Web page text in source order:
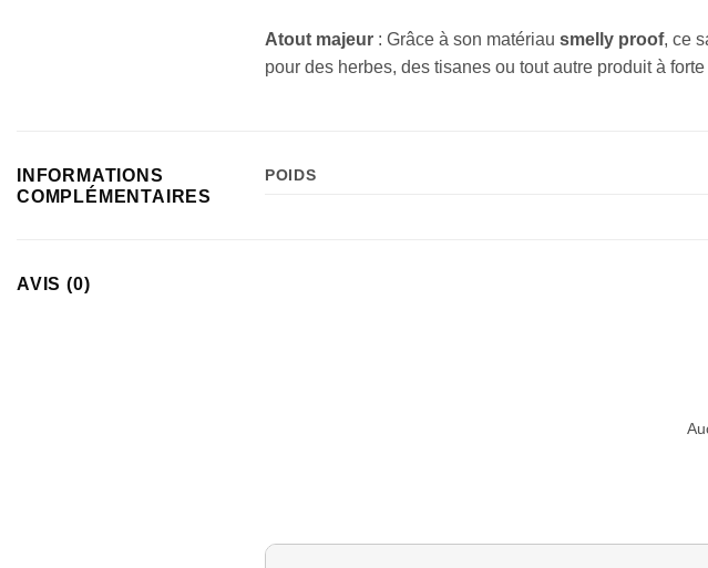
Atout majeur : Grâce à son matériau smelly proof, ce
pour des herbes, des tisanes ou tout autre produit à
INFORMATIONS
COMPLÉMENTAIRES
POIDS
AVIS (0)